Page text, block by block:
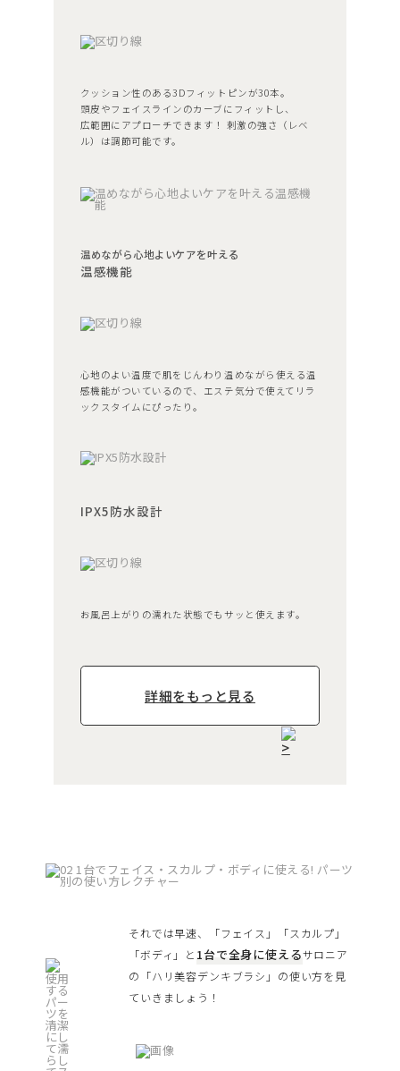
クッション性のある3Dフィットピンが30本。
頭皮やフェイスラインのカーブにフィットし、
広範囲にアプローチできます！ 刺激の強さ（レベ
ル）は調節可能です。
温めながら心地よいケアを叶える
温感機能
心地のよい温度で肌をじんわり温めながら使える温
感機能がついているので、エステ気分で使えてリラ
ックスタイムにぴったり。
IPX5防水設計
お風呂上がりの濡れた状態でもサッと使えます。
詳細をもっと見る
それでは早速、「フェイス」「スカルプ」
「ボディ」と 1台で全身に使えるサロニア
の「ハリ美容デンキブラシ」の使い方を見
ていきましょう！